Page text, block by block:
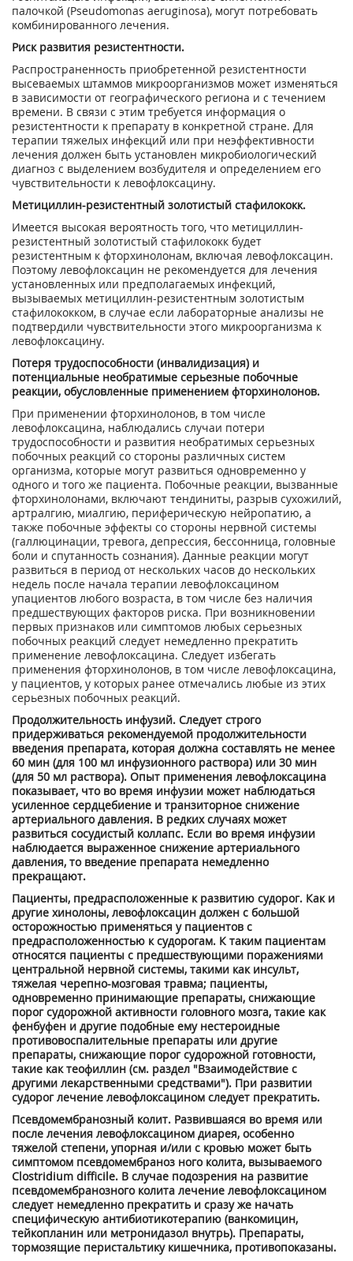
палочкой (Pseudomonas aeruginosa), могут потребовать
комбинированного лечения.
Риск развития резистентности.
Распространенность приобретенной резистентности
высеваемых штаммов микроорганизмов может изменяться
в зависимости от географического региона и с течением
времени. В связи с этим требуется информация о
резистентности к препарату в конкретной стране. Для
терапии тяжелых инфекций или при неэффективности
лечения должен быть установлен микробиологический
диагноз с выделением возбудителя и определением его
чувствительности к левофлоксацину.
Метициллин-резистентный золотистый стафилококк.
Имеется высокая вероятность того, что метициллин-
резистентный золотистый стафилококк будет
резистентным к фторхинолонам, включая левофлоксацин.
Поэтому левофлоксацин не рекомендуется для лечения
установленных или предполагаемых инфекций,
вызываемых метициллин-резистентным золотистым
стафилококком, в случае если лабораторные анализы не
подтвердили чувствительности этого микроорганизма к
левофлоксацину.
Потеря трудоспособности (инвалиди­зация) и
потенциальные необратимые серьезные побочные
реакции, обусловлен­ные применением фторхинолонов.
При применении фторхинолонов, в том числе
левофлоксацина, наблюдались случаи потери
трудоспособности и развития необратимых серьезных
побочных реакций со стороны различных систем
организма, которые могут развиться одновременно у
одного и того же пациента. Побочные реакции, вызванные
фторхинолонами, включают тендиниты, разрыв сухожилий,
артралгию, миалгию, периферическую нейропатию, а
также побочные эффекты со стороны нервной системы
(галлюцинации, тревога, депрессия, бессонница, головные
боли и спутанность сознания). Данные реакции могут
развиться в период от нескольких часов до нескольких
недель после начала терапии левофлоксацином
упациентов любого возраста, в том числе без наличия
предшествующих факторов риска. При возникновении
первых признаков или симптомов любых серьезных
побочных реакций следует немедленно прекратить
применение левофлоксацина. Следует избегать
применения фторхинолонов, в том числе левофлоксацина,
у пациентов, у которых ранее отмечались любые из этих
серьезных побочных реакций.
Продолжительность инфузий. Следует строго
придерживаться рекомендуемой продолжительности
введения препарата, которая должна составлять не менее
60 мин (для 100 мл инфузионного раствора) или 30 мин
(для 50 мл раствора). Опыт применения левофлоксацина
показывает, что во время инфузии может наблюдаться
усиленное сердцебиение и транзиторное снижение
артериального давления. В редких случаях может
развиться сосудистый коллапс. Если во время инфузии
наблюдается выраженное снижение артериального
давления, то введение препарата немедленно
прекращают.
Пациенты, предрасположенные к развитию судорог. Как и
другие хинолоны, левофлоксацин должен с большой
осторожностью применяться у пациентов с
предрасположенностью к судорогам. К таким пациентам
относятся пациенты с предшествующими поражениями
центральной нервной системы, такими как инсульт,
тяжелая черепно-мозговая травма; пациенты,
одновременно принимающие препараты, снижающие
порог судорожной активности головного мозга, такие как
фенбуфен и другие подобные ему нестероидные
противовоспалительные препараты или другие
препараты, снижающие порог судорожной готовности,
такие как теофиллин (см. раздел "Взаимодействие с
другими лекарственными средствами"). При развитии
судорог лечение левофлоксацином следует прекратить.
Псевдомембранозный колит. Развившаяся во время или
после лечения левофлоксацином диарея, особенно
тяжелой степени, упорная и/или с кровью может быть
симптомом псевдомембраноз ного колита, вызываемого
Clostridium difficile. В случае подозрения на развитие
псевдомембранозного колита лечение левофлоксацином
следует немедленно прекратить и сразу же начать
специфическую антибиотикотерапию (ванкомицин,
тейкопланин или метронидазол внутрь). Препараты,
тормозящие перистальтику кишечника, противопоказаны.